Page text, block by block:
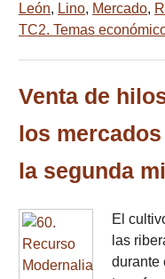
León, Lino, Mercado,
TC2. Temas
Venta de
los
la segunda
El
las
durante